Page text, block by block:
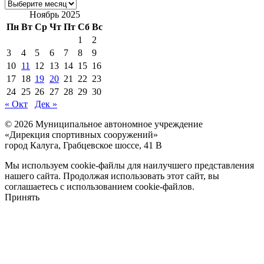
Архив
новостейНоябрь 2025
Пн Вт Ср Чт Пт Сб Вс
1
2
3
4 5 6 7 8
9
10 11 12 13 14 15 16
17 18 19 20 21 22 23
24 25 26 27 28 29 30
« Окт
Дек »
© 2026 Муниципальное автономное учреждение
«Дирекция спортивных сооружений»
город Калуга, Грабцевское шоссе, 41 В
Мы используем cookie-файлы для наилучшего представления
нашего сайта. Продолжая использовать этот сайт, вы
соглашаетесь с использованием cookie-файлов.
Принять